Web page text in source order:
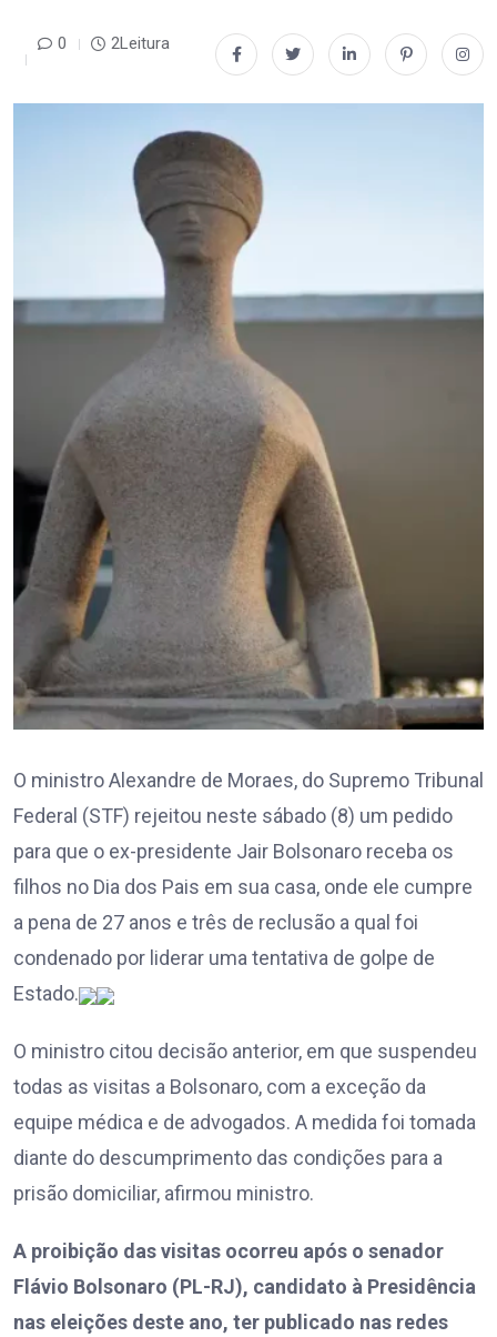
0 2Leitura
O ministro Alexandre de Moraes, do Supremo Tribunal
Federal (STF) rejeitou neste sábado (8) um pedido
para que o ex-presidente Jair Bolsonaro receba os
filhos no Dia dos Pais em sua casa, onde ele cumpre
a pena de 27 anos e três de reclusão a qual foi
condenado por liderar uma tentativa de golpe de
Estado.
O ministro citou decisão anterior, em que suspendeu
todas as visitas a Bolsonaro, com a exceção da
equipe médica e de advogados. A medida foi tomada
diante do descumprimento das condições para a
prisão domiciliar, afirmou ministro.
A proibição das visitas ocorreu após o senador
Flávio Bolsonaro (PL-RJ), candidato à Presidência
nas eleições deste ano, ter publicado nas redes